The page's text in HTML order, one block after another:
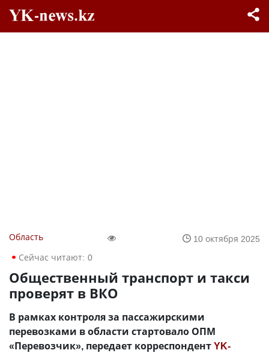
Область
10 октября 2025
Сейчас читают: 0
Общественный транспорт и такси
проверят в ВКО
В рамках контроля за пассажирскими
перевозками в области стартовало ОПМ
«Перевозчик», передает корреспондентYK-